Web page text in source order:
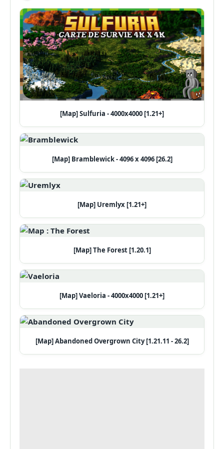
[Map] Sulfuria - 4000x4000 [1.21+]
[Map] Bramblewick - 4096 x 4096 [26.2]
[Map] Uremlyx [1.21+]
[Map] The Forest [1.20.1]
[Map] Vaeloria - 4000x4000 [1.21+]
[Map] Abandoned Overgrown City [1.21.11 - 26.2]